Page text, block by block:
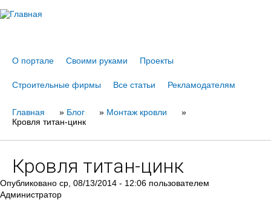
О портале Своими руками Проекты
Строительные фирмы Все статьи Рекламодателям
Вы
Главная » Блог » Монтаж кровли
»
Кровля титан-цинк
Кровля титан-цинк
Опубликовано ср, 08/13/2014 - 12:06 пользователем
Администратор